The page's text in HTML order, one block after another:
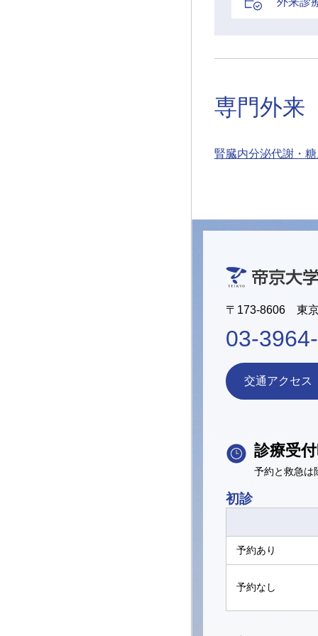
専門外来
腎臓内分泌代謝・
〒173-8606 東
03-
交通アクセス
診療受
予約と救急は
初診
予約あり
予約なし